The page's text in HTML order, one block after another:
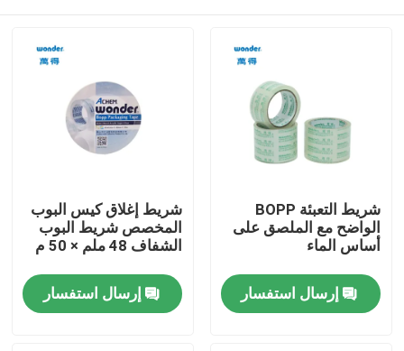
شريط التعبئة BOPP
الواضح مع الملصق على
أساس الماء
إرسال استفسار
شريط إغلاق كيس البوب
المخصص شريط البوب
الشفاف 48 ملم × 50 م
إرسال استفسار